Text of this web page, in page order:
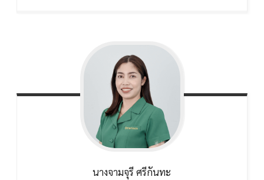
นางจามจุรี ศรีกันทะ